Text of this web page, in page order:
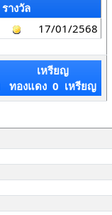
รางวัล
17/01/2568
เหรียญ
ทองแดง 0 เหรียญ